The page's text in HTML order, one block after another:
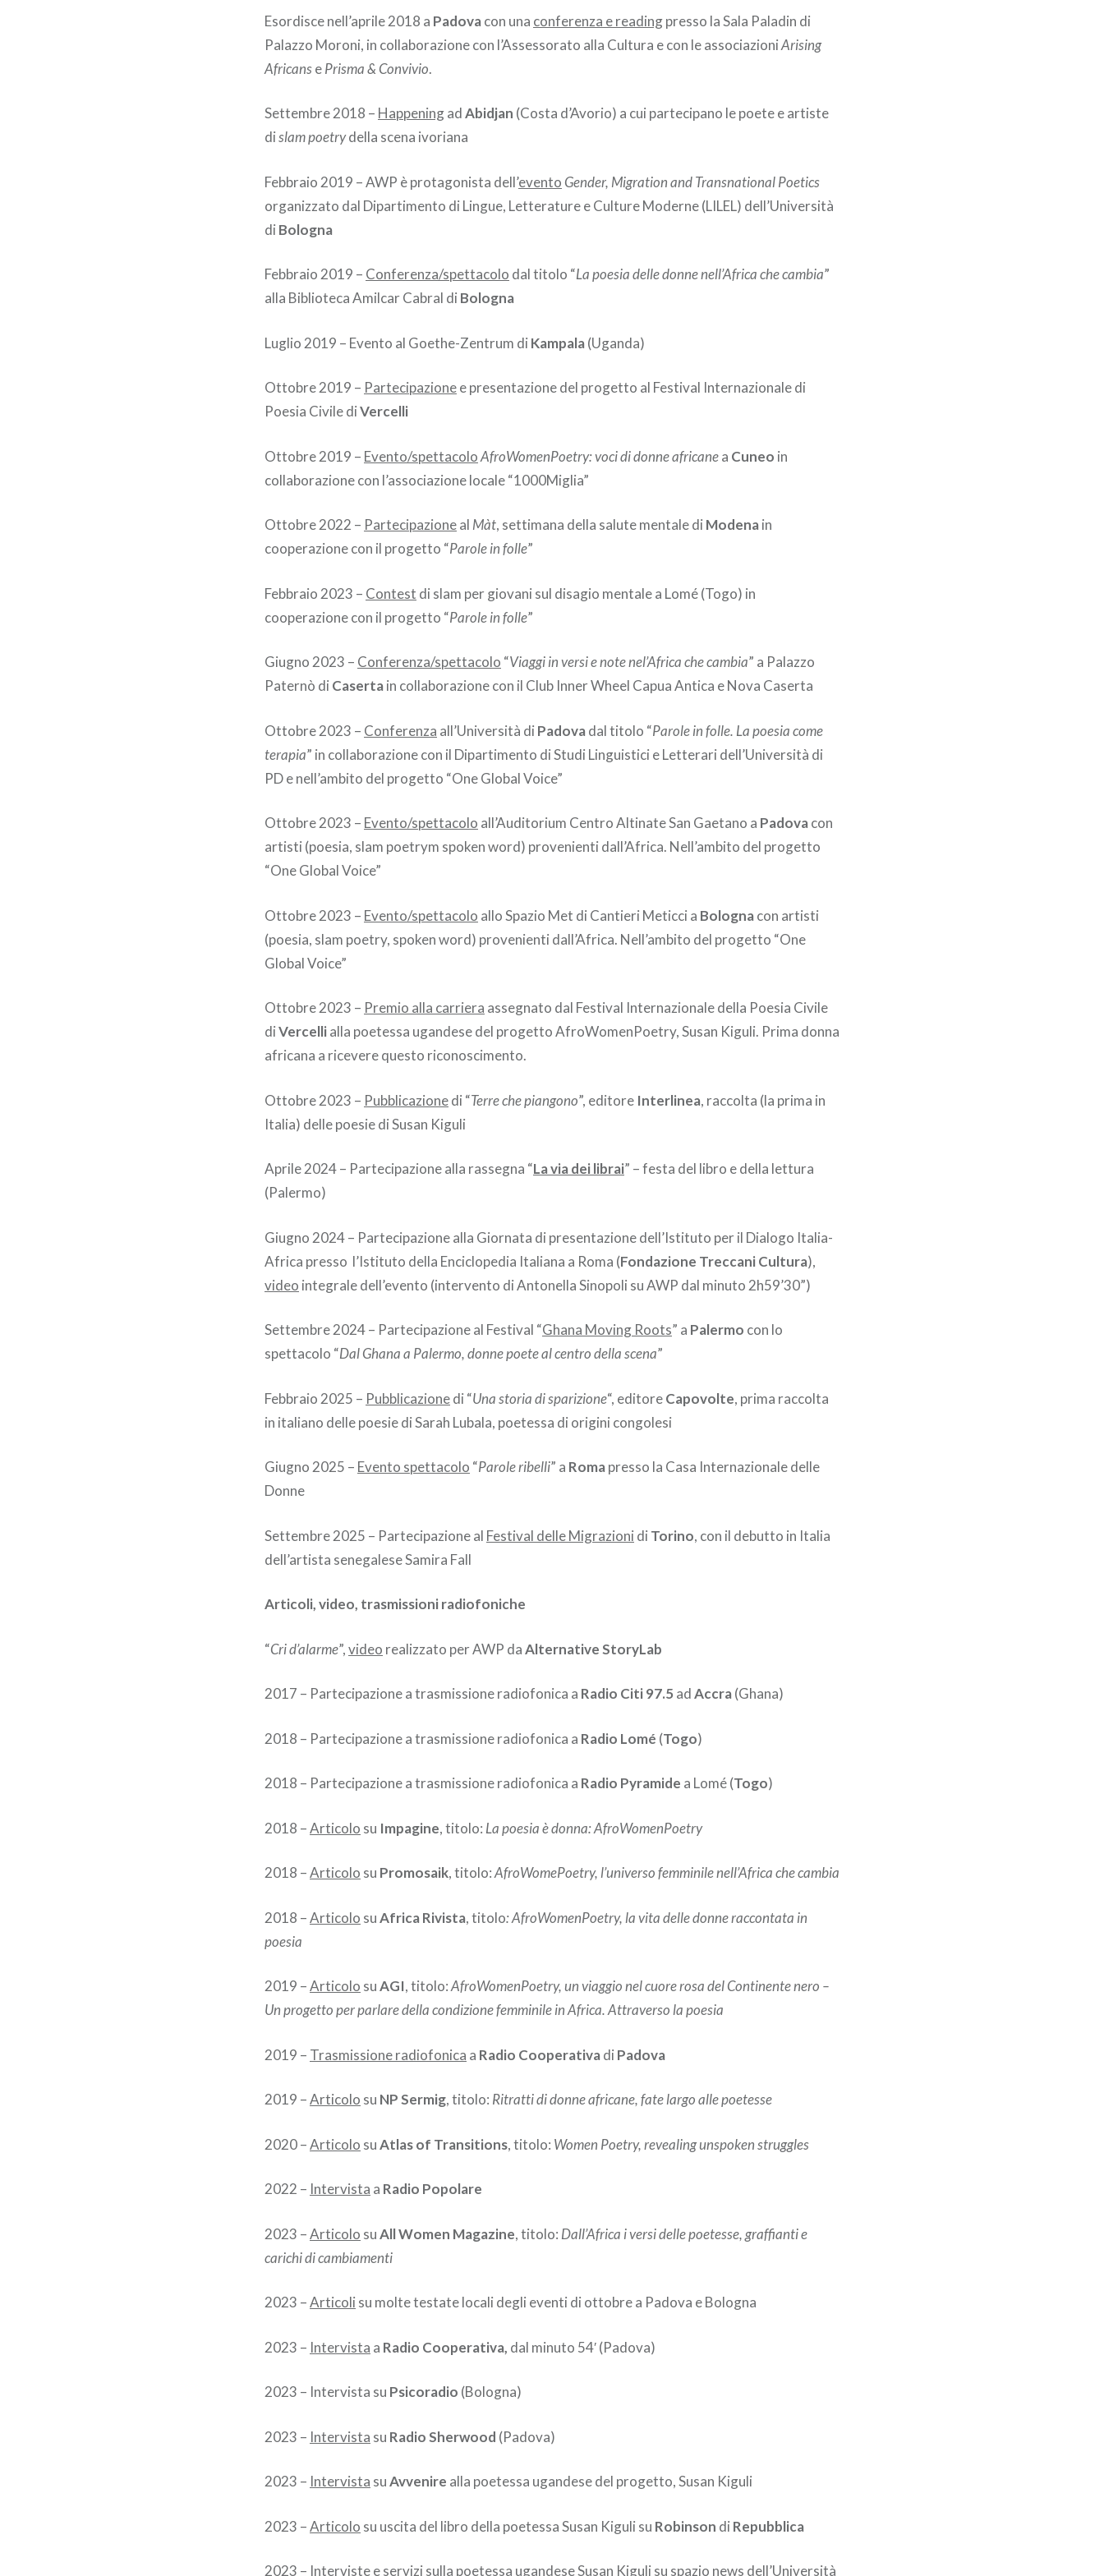
Esordisce nell’aprile 2018 a Padovacon una conferenza e readingpresso la Sala Paladin di
Palazzo Moroni, in collaborazione con l’Assessorato alla Cultura e con le associazioniArising
AfricansePrisma & Convivio.
Settembre 2018 – HappeningadAbidjan (Costa d’Avorio) a cui partecipano le poete e artiste
dislam poetrydella scena ivoriana
Febbraio 2019 – AWP è protagonista dell’evento Gender, Migration and Transnational Poetics
organizzato dal Dipartimento di Lingue, Letterature e Culture Moderne (LILEL) dell’Università
di Bologna
Febbraio 2019 – Conferenza/spettacolo dal titolo “Lapoesia delle donne nell’Africa che cambia”
alla Biblioteca Amilcar Cabral di Bologna
Luglio 2019 – Evento al Goethe-Zentrum di Kampala(Uganda)
Ottobre 2019 – Partecipazionee presentazione del progetto al Festival Internazionale di
Poesia Civile diVercelli
Ottobre 2019 – Evento/spettacoloAfroWomenPoetry: voci di donne africanea Cuneo in
collaborazione con l’associazione locale “1000Miglia”
Ottobre 2022 – Partecipazioneal Màt, settimana della salute mentale di Modenain
cooperazione con il progetto “Parole in folle”
Febbraio 2023 – Contest di slam per giovani sul disagio mentale a Lomé (Togo) in
cooperazione con il progetto “Parole in folle”
Giugno 2023 – Conferenza/spettacolo “Viaggi in versi e note nel’Africa che cambia” a Palazzo
Paternò di Casertain collaborazione con il Club Inner Wheel Capua Antica e Nova Caserta
Ottobre 2023 – Conferenza all’Università di Padovadal titolo “Parole in folle. La poesia come
terapia” in collaborazione con il Dipartimento di Studi Linguistici e Letterari dell’Università di
PD e nell’ambito del progetto “One Global Voice”
Ottobre 2023 – Evento/spettacolo all’Auditorium Centro Altinate San Gaetano a Padovacon
artisti (poesia, slam poetrym spoken word) provenienti dall’Africa. Nell’ambito del progetto
“One Global Voice”
Ottobre 2023 – Evento/spettacolo allo Spazio Met di Cantieri Meticci a Bolognacon artisti
(poesia, slam poetry, spoken word) provenienti dall’Africa. Nell’ambito del progetto “One
Global Voice”
Ottobre 2023 – Premio alla carriera assegnato dal Festival Internazionale della Poesia Civile
diVercellialla poetessa ugandese del progetto AfroWomenPoetry, Susan Kiguli. Prima donna
africana a ricevere questo riconoscimento.
Ottobre 2023 – Pubblicazionedi “Terre che piangono”, editore Interlinea, raccolta (la prima in
Italia) delle poesie di Susan Kiguli
Aprile 2024 – Partecipazione alla rassegna “La via dei librai” – festa del libro e della lettura
(Palermo)
Giugno 2024 – Partecipazione alla Giornata di presentazione dell’Istituto per il Dialogo Italia-
Africa presso l’Istituto della Enciclopedia Italiana a Roma (Fondazione Treccani Cultura),
video integrale dell’evento (intervento di Antonella Sinopoli su AWP dal minuto 2h59’30”)
Settembre 2024 – Partecipazione al Festival “Ghana Moving Roots” a Palermo con lo
spettacolo “Dal Ghana a Palermo, donne poete al centro della scena”
Febbraio 2025 – Pubblicazionedi “Una storia di sparizione“, editoreCapovolte, prima raccolta
in italiano delle poesie di Sarah Lubala, poetessa di origini congolesi
Giugno 2025 – Evento spettacolo “Parole ribelli” a Romapresso la Casa Internazionale delle
Donne
Settembre 2025 – Partecipazione al Festival delle Migrazioni di Torino, con il debutto in Italia
dell’artista senegalese Samira Fall
Articoli, video, trasmissioni radiofoniche
“Cri d’alarme”,video realizzato per AWP daAlternative StoryLab
2017 – Partecipazione a trasmissione radiofonica a Radio Citi 97.5 adAccra(Ghana)
2018 – Partecipazione a trasmissione radiofonica a Radio Lomé (Togo)
2018 – Partecipazione a trasmissione radiofonica a Radio Pyramide a Lomé (Togo)
2018 –Articolo su Impagine, titolo: La poesia è donna: AfroWomenPoetry
2018 –Articolo su Promosaik, titolo:AfroWomePoetry, l’universo femminile nell’Africa che cambia
2018 –Articolo suAfrica Rivista, titolo: AfroWomenPoetry, la vita delle donne raccontata in
poesia
2019 –Articolo suAGI, titolo:AfroWomenPoetry, un viaggio nel cuore rosa del Continente nero –
Un progetto per parlare della condizione femminile in Africa. Attraverso la poesia
2019 – Trasmissione radiofonica a Radio Cooperativadi Padova
2019 –Articolo su NP Sermig, titolo: Ritratti di donne africane, fate largo alle poetesse
2020 –Articolo suAtlas of Transitions, titolo: Women Poetry, revealing unspoken struggles
2022 – Intervista a Radio Popolare
2023 –Articolo suAll Women Magazine, titolo: Dall’Africa i versi delle poetesse, graffianti e
carichi di cambiamenti
2023 –Articoli su molte testate locali degli eventi di ottobre a Padova e Bologna
2023 – Intervista a Radio Cooperativa, dal minuto 54′ (Padova)
2023 – Intervista su Psicoradio (Bologna)
2023 – Intervista su Radio Sherwood (Padova)
2023 – Intervista suAvvenire alla poetessa ugandese del progetto, Susan Kiguli
2023 –Articolo su uscita del libro della poetessa Susan Kiguli su Robinson di Repubblica
2023 – Interviste e servizi sulla poetessa ugandese Susan Kiguli su spazio news dell’Università